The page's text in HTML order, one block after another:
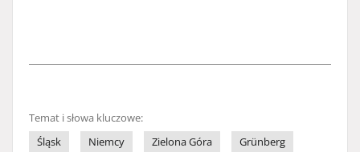
Temat i słowa kluczowe:
Śląsk
Niemcy Zielona Góra
Grünberg